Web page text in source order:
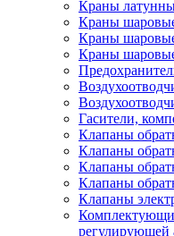
Краны
Краны
Краны
Краны
Гасители,
Клапаны
Клапаны
Клапаны
Клапаны
Клапаны
регулирующей